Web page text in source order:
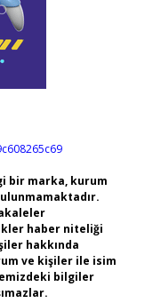
bir marka, kurum
haber niteliği
hakkında
ve kişiler ile isim
bilgiler